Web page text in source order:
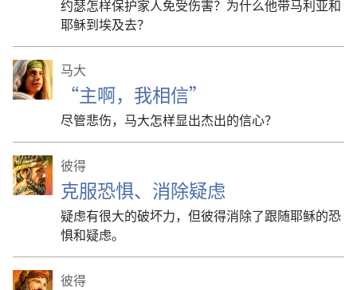
约瑟怎样保护家人免受伤害？为什么他带马利亚和
耶稣到埃及去？
马大
“主啊，我相信”
尽管悲伤，马大怎样显出杰出的信心？
彼得
克服恐惧、消除疑虑
疑虑有很大的破坏力，但彼得消除了跟随耶稣的恐
惧和疑虑。
彼得